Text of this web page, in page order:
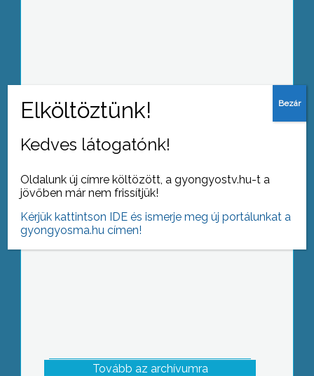
magyar fiataloknak a Városi Sport és
Rendezvénycsarnokban
Tovább az archívumra
Kedves látogatónk!
Oldalunk új címre költözött, a gyongyostv.hu-t a
jövőben már nem frissítjük!
Kérjük kattintson IDE és ismerje meg új portálunkat a
gyongyosma.hu címen!